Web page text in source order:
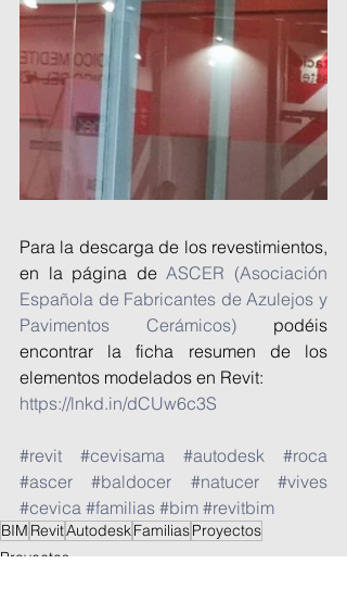
Para la descarga de los revestimientos,
en la página de ASCER (Asociación
Española de Fabricantes de Azulejos y
Pavimentos Cerámicos) podéis
encontrar la ficha resumen de los
elementos modelados en Revit:
https://lnkd.in/dCUw6c3S
#revit #cevisama #autodesk
#roca
#ascer
#baldocer #natucer
#vives
#cevica #familias #bim #revitbim
BIM RevitAutodeskFamiliasProyectos
Proyectos